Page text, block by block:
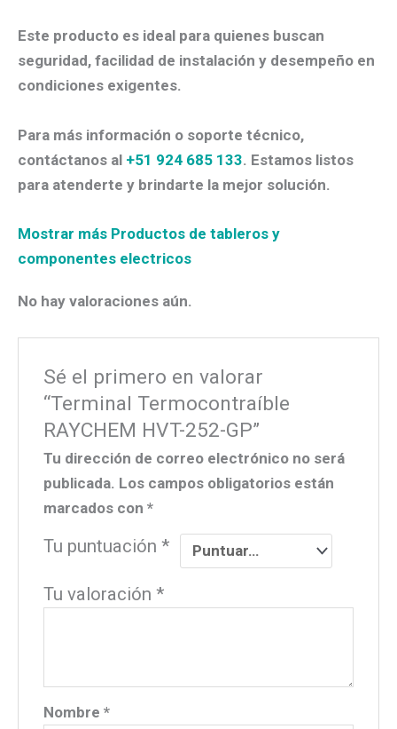
Este producto es ideal para quienes buscan
seguridad, facilidad de instalación y desempeño en
condiciones exigentes.
Para más información o soporte técnico,
contáctanos al +51 924 685 133. Estamos listos
para atenderte y brindarte la mejor solución.
Mostrar más Productos de tableros y
componentes electricos
No hay valoraciones aún.
Sé el primero en valorar
“Terminal Termocontraíble
RAYCHEM HVT-252-GP”
Tu dirección de correo electrónico no será
publicada. Los campos obligatorios están
marcados con*
Tu puntuación*
Tu valoración*
Nombre*